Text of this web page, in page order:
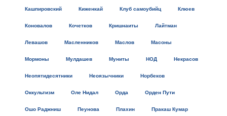
Кашпировский Киженкай Клуб самоубийц Клюев
Коновалов Кочетков Кришнаиты Лайтман
Левашов Масленников Маслов Масоны
Мормоны Мулдашев Муниты НОД Некрасов
Неопятидесятники Неоязычники Норбеков
Оккультизм Оле Нидал Орда Орден Пути
Ошо Раджниш Пеунова Плахин Пракаш Кумар